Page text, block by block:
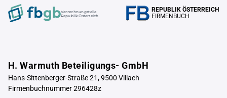
Verrechnungstelle
Republik Österreich
REPUBLIK ÖSTERREICH
FIRMENBUCH
H. Warmuth Beteiligungs- GmbH
Hans-Sittenberger-Straße 21, 9500 Villach
Firmenbuchnummer 296428z